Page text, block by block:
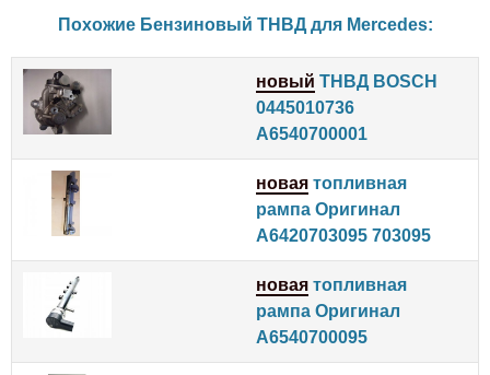
Похожие Бензиновый ТНВД для Mercedes:
новый ТНВД BOSCH
0445010736
A6540700001
новая топливная
рампа Оригинал
A6420703095 703095
новая топливная
рампа Оригинал
A6540700095